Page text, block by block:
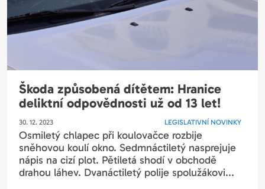
Škoda způsobená dítětem: Hranice
deliktní odpovědnosti už od 13 let!
30. 12. 2023 LEGISLATIVNÍ NOVINKY
Osmiletý chlapec při koulovačce rozbije
sněhovou koulí okno. Sedmnáctiletý nasprejuje
nápis na cizí plot. Pětiletá shodí v obchodě
drahou láhev. Dvanáctiletý polije spolužákovi...